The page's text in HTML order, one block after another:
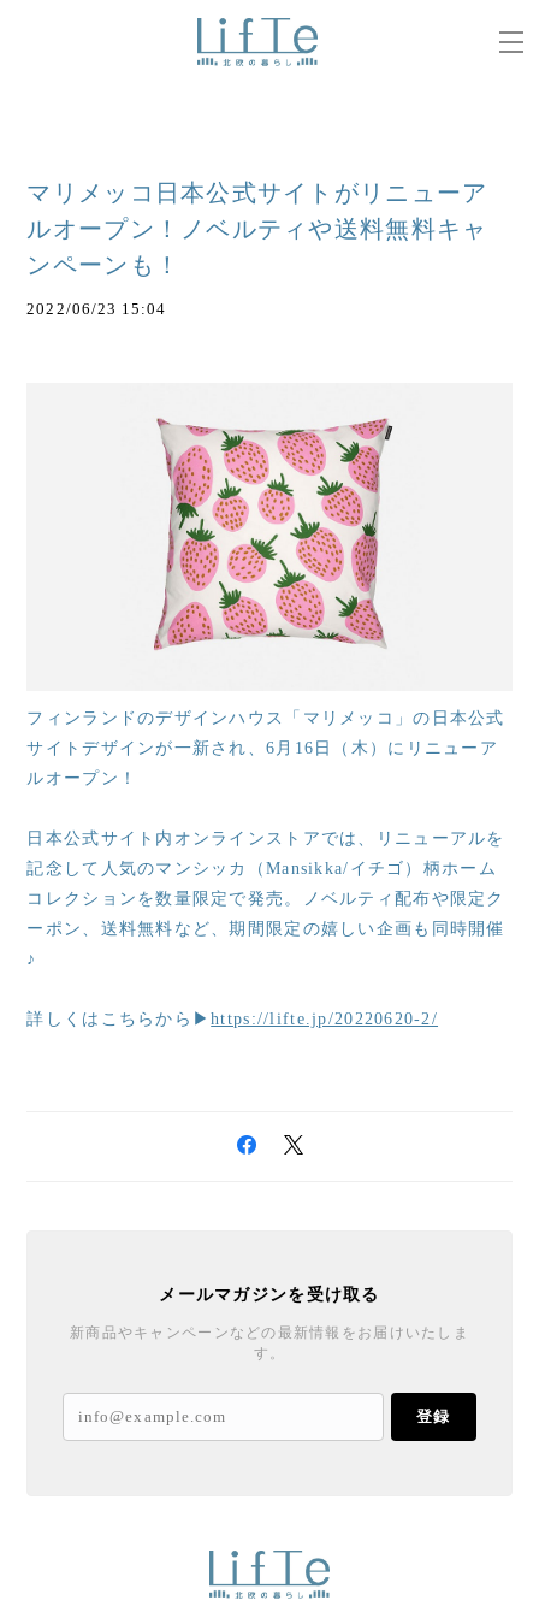
マリメッコ日本公式サイトがリニューア
ルオープン！ノベルティや送料無料キャ
ンペーンも！
2022/06/23 15:04
フィンランドのデザインハウス「マリメッコ」の日本公式
サイトデザインが一新され、6月16日（木）にリニューア
ルオープン！
日本公式サイト内オンラインストアでは、リニューアルを
記念して人気のマンシッカ（Mansikka/イチゴ）柄ホーム
コレクションを数量限定で発売。ノベルティ配布や限定ク
ーポン、送料無料など、期間限定の嬉しい企画も同時開催
♪
詳しくはこちらから▶https://lifte.jp/20220620-2/
メールマガジンを受け取る
新商品やキャンペーンなどの最新情報をお届けいたしま
す。
登録